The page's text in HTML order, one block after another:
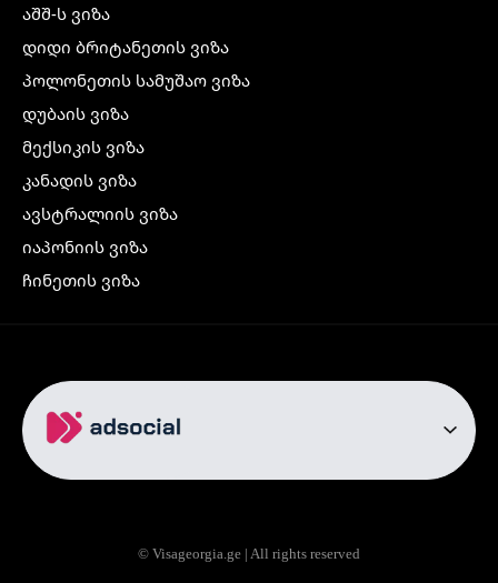
აშშ-ს ვიზა
დიდი ბრიტანეთის ვიზა
პოლონეთის სამუშაო ვიზა
დუბაის ვიზა
მექსიკის ვიზა
კანადის ვიზა
ავსტრალიის ვიზა
იაპონიის ვიზა
ჩინეთის ვიზა
ჩრდილოეთ ირლანდიის ვიზა
რუსეთის ვიზა
ავიაბილეთები
თბილისი ბაქო
© Visageorgia.ge | All rights reserved